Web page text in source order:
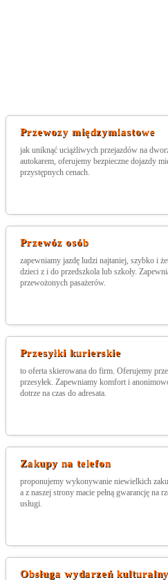
Przewozy międzymiastowe
jak uniknąć uciążliwych przejazdów na
autokarem, oferujemy bezpieczne dojazdy
przystępnych cenach.
Przewóz osób
zapewniamy jazdę ludzi najtaniej, szybko i
dzieci z i do przedszkola lub szkoły.
przewożonych pasażerów.
Przesyłki kurierskie
to oferta skierowana do firm. Oferujemy
przesyłek. Zapewniamy komfort i
dotrze na czas do adresata.
Zakupy na telefon
proponujemy wykonywanie niewielkich
a z naszej strony macie pełną gwarancję na
usługi.
Obsługa wydarzeń